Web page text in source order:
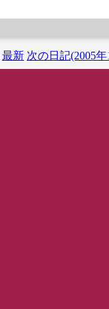
最新 次の日記(2005